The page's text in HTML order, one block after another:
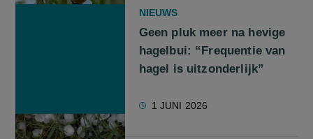
NIEUWS
Geen pluk meer na hevige
hagelbui: “Frequentie van
hagel is uitzonderlijk”
1 JUNI 2026